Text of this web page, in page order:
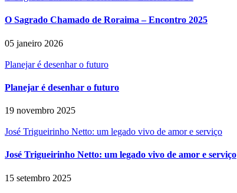
O Sagrado Chamado de Roraima – Encontro 2025
05 janeiro 2026
Planejar é desenhar o futuro
Planejar é desenhar o futuro
19 novembro 2025
José Trigueirinho Netto: um legado vivo de amor e serviço
José Trigueirinho Netto: um legado vivo de amor e serviço
15 setembro 2025